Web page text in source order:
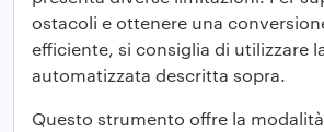
ostacoli e ottenere una
efficiente, si consiglia di utilizzare
automatizzata descritta sopra.
Questo strumento offre la